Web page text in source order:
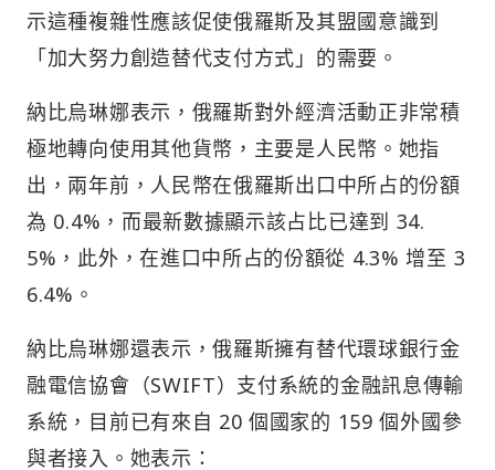
示這種複雜性應該促使俄羅斯及其盟國意識到
「加大努力創造替代支付方式」的需要。
納比烏琳娜表示，俄羅斯對外經濟活動正非常積
極地轉向使用其他貨幣，主要是人民幣。她指
出，兩年前，人民幣在俄羅斯出口中所占的份額
為 0.4%，而最新數據顯示該占比已達到 34.
5%，此外，在進口中所占的份額從 4.3% 增至 3
6.4%。
納比烏琳娜還表示，俄羅斯擁有替代環球銀行金
融電信協會（SWIFT）支付系統的金融訊息傳輸
系統，目前已有來自 20 個國家的 159 個外國參
與者接入。她表示：